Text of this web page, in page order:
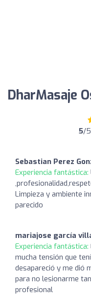
DharMasaje
5/
Sebastian Perez
Experiencia fantástica:
Limpieza y ambiente
parecido
mariajose garcía
Experiencia fantástica:
mucha tensión que
desapareció y me dió
para no lesionarme
profesional